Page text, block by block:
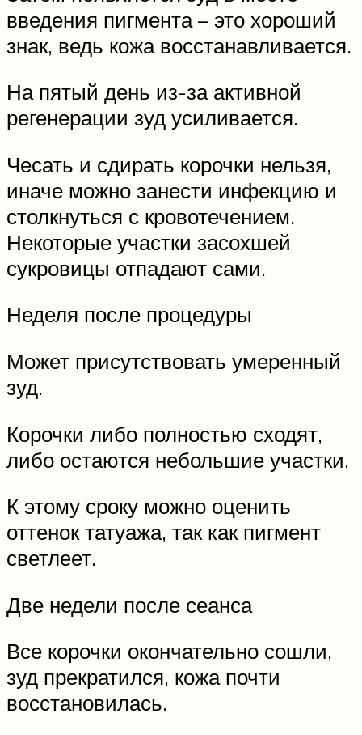
введения пигмента – это хороший
знак, ведь кожа восстанавливается.
На пятый день из-за активной
регенерации зуд усиливается.
Чесать и сдирать корочки нельзя,
иначе можно занести инфекцию и
столкнуться с кровотечением.
Некоторые участки засохшей
сукровицы отпадают сами.
Неделя после процедуры
Может присутствовать умеренный
зуд.
Корочки либо полностью сходят,
либо остаются небольшие участки.
К этому сроку можно оценить
оттенок татуажа, так как пигмент
светлеет.
Две недели после сеанса
Все корочки окончательно сошли,
зуд прекратился, кожа почти
восстановилась.